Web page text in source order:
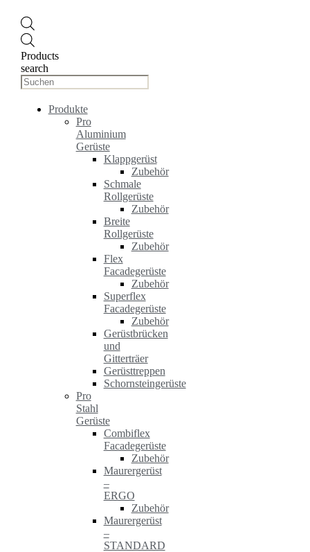
Products
search
Produkte
Pro
Aluminium
Gerüste
Klappgerüst
Zubehör
Schmale
Rollgerüste
Zubehör
Breite
Rollgerüste
Zubehör
Flex
Facadegerüste
Zubehör
Superflex
Facadegerüste
Zubehör
Gerüstbrücken
und
Gitterträer
Gerüsttreppen
Schornsteingerüste
Pro
Stahl
Gerüste
Combiflex
Facadegerüste
Zubehör
Maurergerüst
–
ERGO
Zubehör
Maurergerüst
–
STANDARD